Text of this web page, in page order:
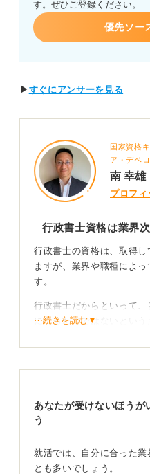
す。ぜひご登録ください。
優先ソー
▶ すぐにアンサーを見る
国家資格
ア・デベ
南 幸雄
プロフィ
行政書士資格は業界
行政書士の資格は、取得
ますが、業界や職種によ
す。
行政書士だからといって
になるわけではないという
識は非常に強力な強みにな
加えて、一般企業の法務部
⋯続きを読む▼
あなたが受けないほうが
う
就活では、自分に合った
とも多いでしょう。